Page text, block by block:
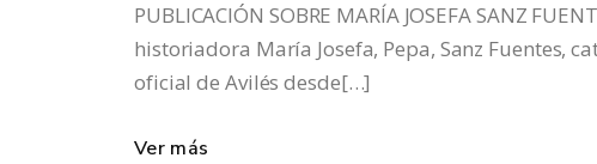
PUBLICACIÓN SOBRE MARÍA JOSEFA SANZ
historiadora María Josefa, Pepa, Sanz Fuentes,
oficial de Avilés desde[…]
Ver más